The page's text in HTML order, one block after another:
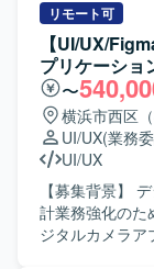
ング、初回体験
きます。 ・デ
および運用を行
し、実装連携や
ます。 【求める人物像】 ・チームでの成果創出を重視し、
関係部署と連携
ります。 ・作
するプロセスに
ユーザー視点
イティブに取り
ダクトなど領域
はシンプル寄
触り」や「コ
どこにUIアニメ
所・タイミング
・UIアニメーシ
・開発メンバー
実装へつなげる
ルアプリ向けの
アニメーショ
ドバック、状態
・画面遷移にお
リモート可
【UI/UX/
プリケーショ
〜
横浜市西区（
UI/UX(業務
UI/UX
【募集背景】
計業務強化のための要
ジタルカメラア